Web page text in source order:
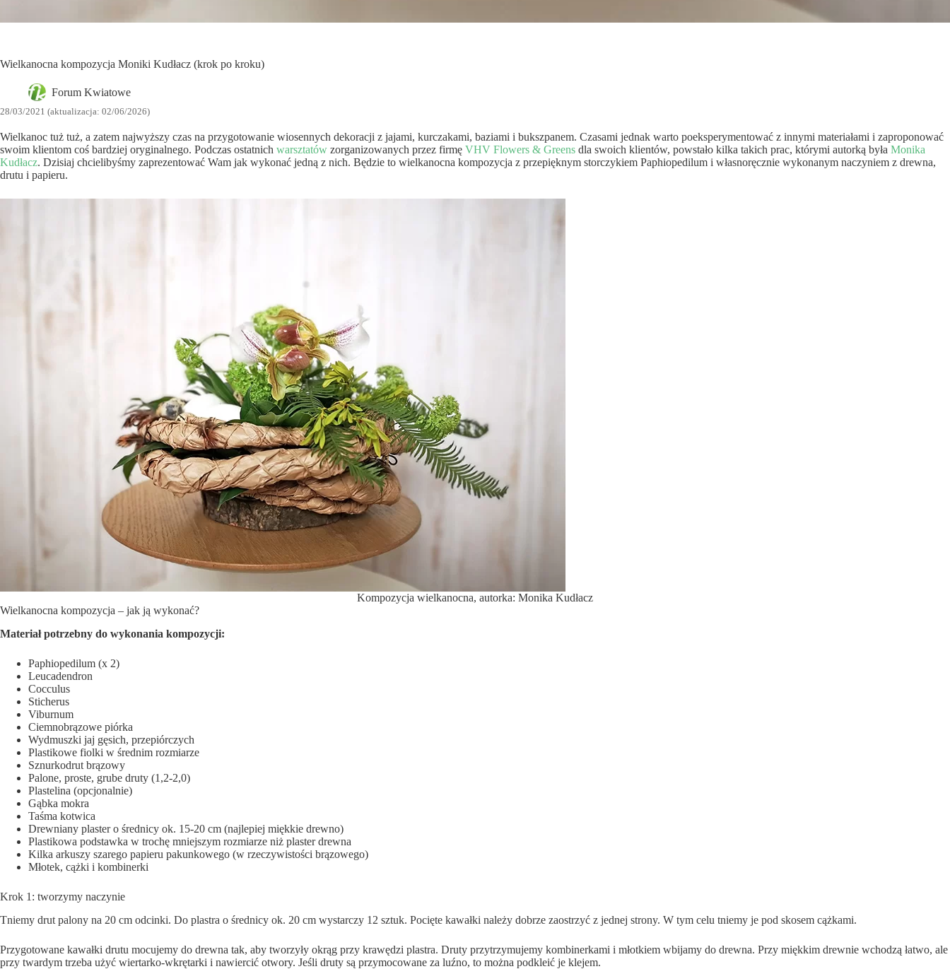
Wielkanocna kompozycja Moniki Kudłacz (krok po kroku)
Forum Kwiatowe
28/03/2021 (aktualizacja: 02/06/2026)
Wielkanoc tuż tuż, a zatem najwyższy czas na przygotowanie wiosennych dekoracji z jajami, kurczakami, baziami i bukszpanem. Czasami jednak warto poeksperymentować z innymi materiałami i zaproponować
swoim klientom coś bardziej oryginalnego. Podczas ostatnich warsztatów zorganizowanych przez firmę VHV Flowers & Greens dla swoich klientów, powstało kilka takich prac, którymi autorką była Monika
Kudłacz. Dzisiaj chcielibyśmy zaprezentować Wam jak wykonać jedną z nich. Będzie to wielkanocna kompozycja z przepięknym storczykiem Paphiopedilum i własnoręcznie wykonanym naczyniem z drewna,
drutu i papieru.
Kompozycja wielkanocna, autorka: Monika Kudłacz
Wielkanocna kompozycja – jak ją wykonać?
Materiał potrzebny do wykonania kompozycji:
Paphiopedilum (x 2)
Leucadendron
Cocculus
Sticherus
Viburnum
Ciemnobrązowe piórka
Wydmuszki jaj gęsich, przepiórczych
Plastikowe fiolki w średnim rozmiarze
Sznurkodrut brązowy
Palone, proste, grube druty (1,2-2,0)
Plastelina (opcjonalnie)
Gąbka mokra
Taśma kotwica
Drewniany plaster o średnicy ok. 15-20 cm (najlepiej miękkie drewno)
Plastikowa podstawka w trochę mniejszym rozmiarze niż plaster drewna
Kilka arkuszy szarego papieru pakunkowego (w rzeczywistości brązowego)
Młotek, cążki i kombinerki
Krok 1: tworzymy naczynie
Tniemy drut palony na 20 cm odcinki. Do plastra o średnicy ok. 20 cm wystarczy 12 sztuk. Pocięte kawałki należy dobrze zaostrzyć z jednej strony. W tym celu tniemy je pod skosem cążkami.
Przygotowane kawałki drutu mocujemy do drewna tak, aby tworzyły okrąg przy krawędzi plastra. Druty przytrzymujemy kombinerkami i młotkiem wbijamy do drewna. Przy miękkim drewnie wchodzą łatwo, ale
przy twardym trzeba użyć wiertarko-wkrętarki i nawiercić otwory. Jeśli druty są przymocowane za luźno, to można podkleić je klejem.